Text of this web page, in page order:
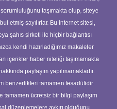
taşımakta olup, siteye
etmiş sayılırlar. Bu internet sitesi,
şahıs şirketi ile hiçbir bağlantısı
kendi hazırladığımız makaleler
içerikler haber niteliği taşımamakta
paylaşım yapılmamaktadır.
benzerlikleri tamamen tesadüfidir.
tamamen ücretsiz bir bilgi paylaşım
düzenlemelere aykırı olduğunu